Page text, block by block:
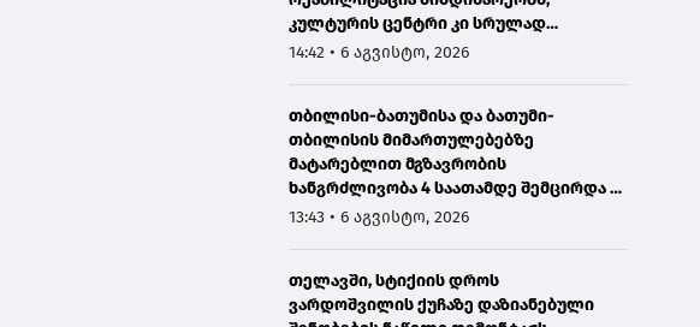
კულტურის ცენტრი კი სრულად
განახლდა
14:42 • 6 აგვისტო, 2026
თბილისი-ბათუმისა და ბათუმი-
თბილისის მიმართულებებზე
მატარებლით მგზავრობის
ხანგრძლივობა 4 საათამდე შემცირდა -
თბილისი-ბათუმი-თბილისის
13:43 • 6 აგვისტო, 2026
თელავში, სტიქიის დროს
ვარდოშვილის ქუჩაზე დაზიანებული